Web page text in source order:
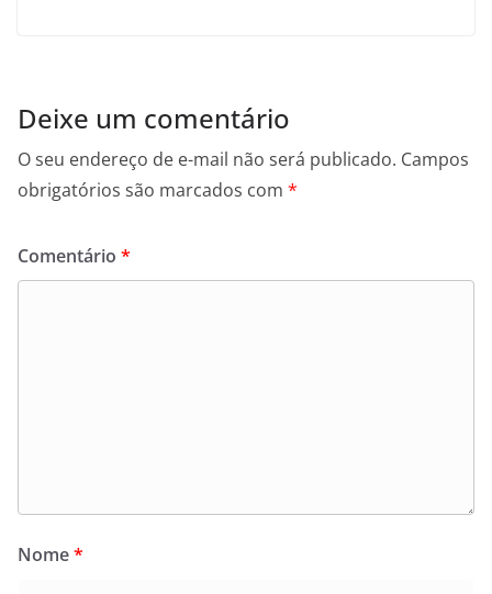
Deixe um comentário
O seu endereço de e-mail não será publicado. Campos
obrigatórios são marcados com *
Comentário *
Nome*